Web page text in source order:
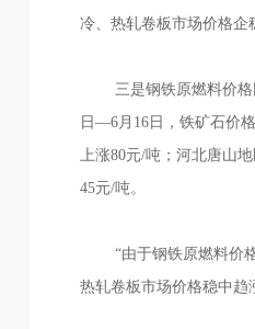
冷、热轧卷板市场价格企
三是钢铁原燃料价格回
日—6月16日，铁矿石价
上涨80元/吨；河北唐山
45元/吨。
“由于钢铁原燃料价格
热轧卷板市场价格稳中趋